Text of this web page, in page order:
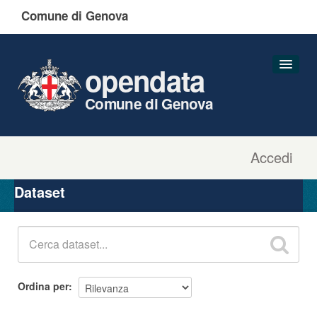
Comune di Genova
Accedi
opendata
Comune di Genova
Organizzazioni
Gruppi
Dataset
Ordina per